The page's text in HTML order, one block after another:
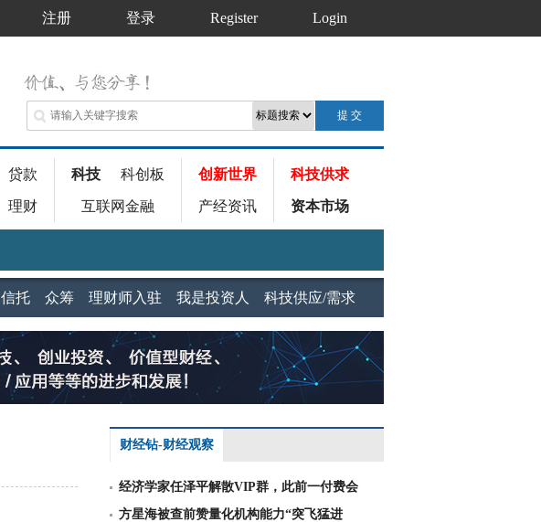
注册 登录 Register Login
贷款
理财
科技 科创板
互联网金融
创新世界
产经资讯
科技供求
资本市场
信托 众筹 理财师入驻 我是投资人 科技供应/需求
财经钻-财经观察
经济学家任泽平解散VIP群，此前一付费会
方星海被查前赞量化机构能力“突飞猛进